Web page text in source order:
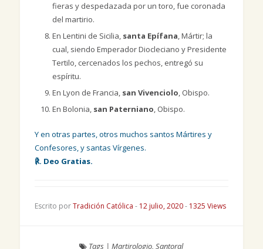
fieras y despedazada por un toro, fue coronada
del martirio.
En Lentini de Sicilia, santa Epífana, Mártir; la
cual, siendo Emperador Diocleciano y Presidente
Tertilo, cercenados los pechos, entregó su
espíritu.
En Lyon de Francia, san Vivenciolo, Obispo.
En Bolonia, san Paterniano, Obispo.
Y en otras partes, otros muchos santos Mártires y
Confesores, y santas Vírgenes.
℟. Deo Gratias.
Escrito porTradición Católica - 12 julio, 2020- 1325 Views
Tags |Martirologio,Santoral